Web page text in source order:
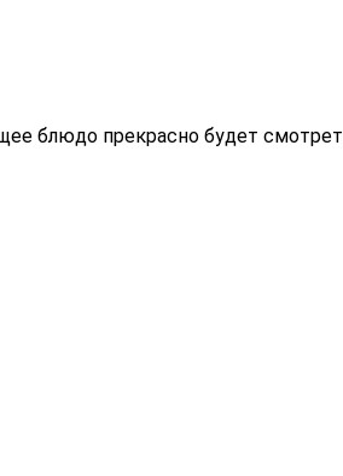
блюдо прекрасно будет